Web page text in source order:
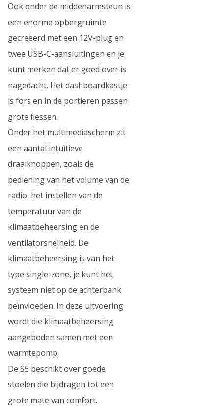
Ook onder de middenarmsteun is
een enorme opbergruimte
gecreëerd met een 12V-plug en
twee USB-C-aansluitingen en je
kunt merken dat er goed over is
nagedacht. Het dashboardkastje
is fors en in de portieren passen
grote flessen.
Onder het multimediascherm zit
een aantal intuïtieve
draaiknoppen, zoals de
bediening van het volume van de
radio, het instellen van de
temperatuur van de
klimaatbeheersing en de
ventilatorsnelheid. De
klimaatbeheersing is van het
type single-zone, je kunt het
systeem niet op de achterbank
beïnvloeden. In deze uitvoering
wordt die klimaatbeheersing
aangeboden samen met een
warmtepomp.
De S5 beschikt over goede
stoelen die bijdragen tot een
grote mate van comfort.